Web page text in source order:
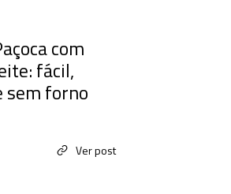
com
fácil,
sem forno
Ver post